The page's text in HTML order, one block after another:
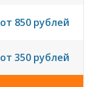
от 850 рублей
от 350 рублей